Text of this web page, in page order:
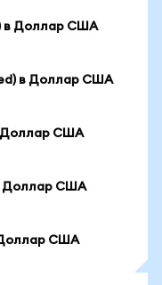
в Доллар США
в Доллар США
Доллар США
Доллар США
Доллар США